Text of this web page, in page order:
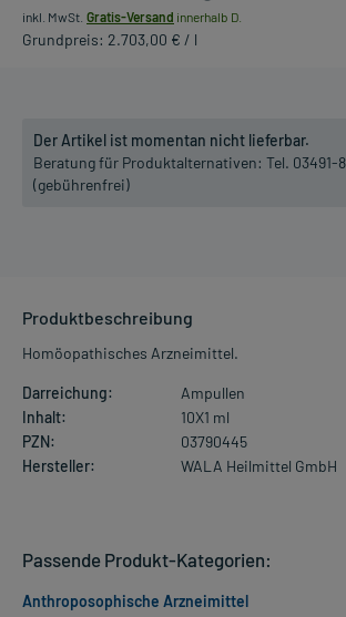
inkl. MwSt. Gratis-Versand innerhalb D.
Grundpreis: 2.703,00 € / l
Der Artikel ist momentan nicht lieferbar.
Beratung für Produktalternativen: Tel. 03491-
(gebührenfrei)
Produktbeschreibung
Homöopathisches Arzneimittel.
Darreichung:
Ampullen
Inhalt:
10X1 ml
PZN:
03790445
Hersteller:
WALA Heilmittel GmbH
Passende Produkt-Kategorien:
Anthroposophische Arzneimittel